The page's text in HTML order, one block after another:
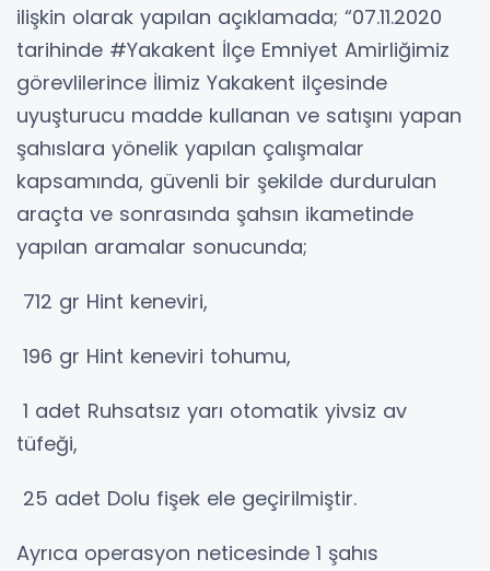
ilişkin olarak yapılan açıklamada; “07.11.2020
tarihinde #Yakakent İlçe Emniyet Amirliğimiz
görevlilerince İlimiz Yakakent ilçesinde
uyuşturucu madde kullanan ve satışını yapan
şahıslara yönelik yapılan çalışmalar
kapsamında, güvenli bir şekilde durdurulan
araçta ve sonrasında şahsın ikametinde
yapılan aramalar sonucunda;
712 gr Hint keneviri,
196 gr Hint keneviri tohumu,
1 adet Ruhsatsız yarı otomatik yivsiz av
tüfeği,
25 adet Dolu fişek ele geçirilmiştir.
Ayrıca operasyon neticesinde 1 şahıs